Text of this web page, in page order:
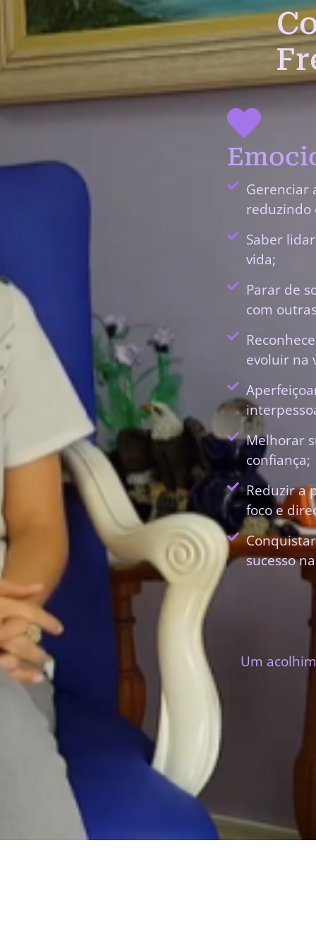
Gerenciar
reduzindo
Saber
vida;
Parar de
com
evoluir na
Melhorar
confiança;
Reduzir a
foco e
sucesso
Um